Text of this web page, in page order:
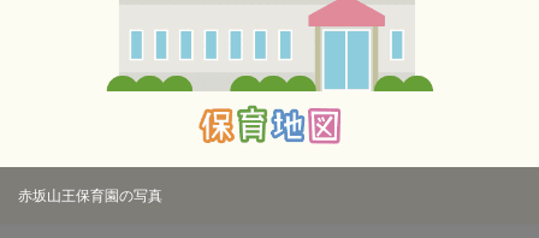
赤坂山王保育園の写真